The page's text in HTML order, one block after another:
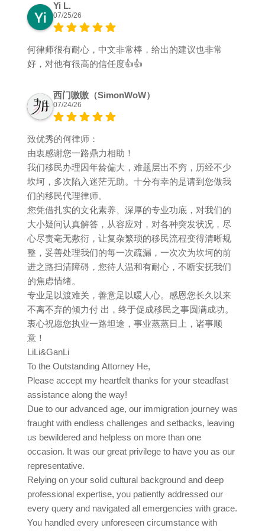
Yi L.
07/25/26
何律师很有耐心，中文非常棒，给出的建议也非常
好，对他有很高的信任度👍👍
西门嗷嗷（SimonWoW）
07/24/26
致优秀的何律师：
由衷感谢您一路鼎力相助！
我们移民办理因年龄偏大，难题层出不穷，历经不少
坎坷，多次陷入迷茫无助。十分有幸的是请到您做我
们的移民代理律师。
您凭借扎实的文化素养、深厚的专业功底，对我们的
大小疑问认真解答，从容应对，对各种突发状况，尽
心尽责亳无敷衍，让复杂繁琐的移民流程变得清晰规
整，妥善处理我们的每一次疏漏，一次次为坎坷的前
进之路扫清障碍，您待人温和有耐心，不断安抚我们
的焦虑情绪。
专业足以渡难关，善意足以暖人心。感恩您长久以来
不离不弃的倾力付 出，终于促成移民之事圆满成功。
衷心祝愿您执业一路坦途，事业蒸蒸日上，诸事顺
意！
LiLi&GanLi
To the Outstanding Attorney He,
Please accept my heartfelt thanks for your steadfast
assistance along the way!
Due to our advanced age, our immigration journey was
fraught with endless challenges and setbacks, leaving
us bewildered and helpless on more than one
occasion. It was our great privilege to have you as our
representative.
Relying on your solid cultural background and deep
professional expertise, you patiently addressed our
every query and navigated all emergencies with grace.
You handled every unforeseen circumstance with